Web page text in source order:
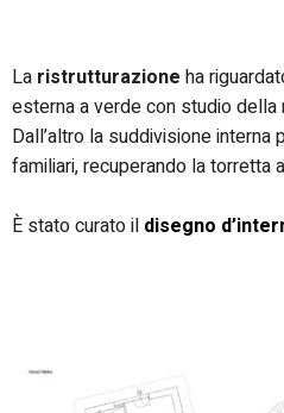
La ristrutturazione ha
esterna a verde con studio della
Dall’altro la suddivisione interna
familiari, recuperando la torretta
È stato curato il disegno